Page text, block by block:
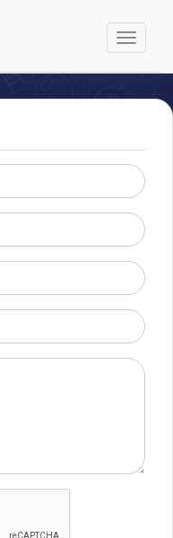
Toggle